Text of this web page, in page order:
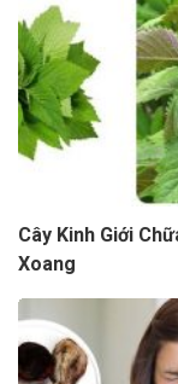
Cây Kinh Giới
Xoang